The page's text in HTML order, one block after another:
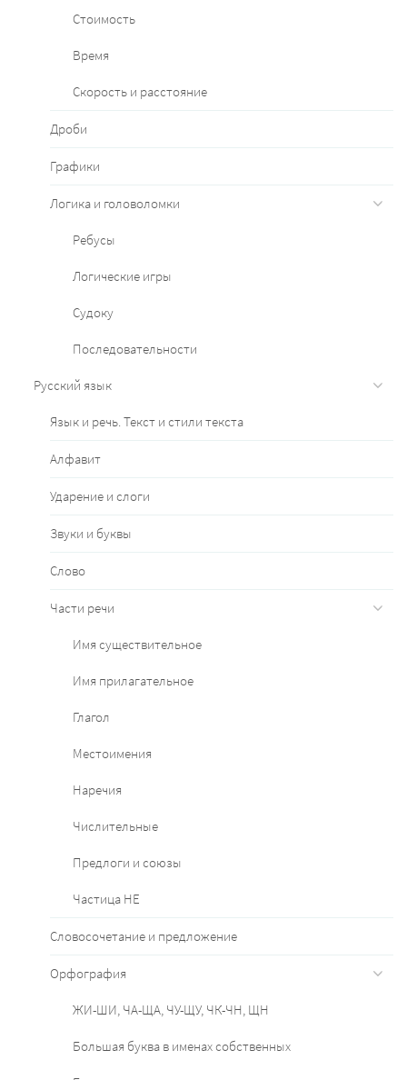
Стоимость
Время
Скорость и расстояние
Дроби
Графики
Логика и головоломки
Ребусы
Логические игры
Судоку
Последовательности
Русский язык
Язык и речь. Текст и стили текста
Алфавит
Ударение и слоги
Звуки и буквы
Слово
Части речи
Имя существительное
Имя прилагательное
Глагол
Местоимения
Наречия
Числительные
Предлоги и союзы
Частица НЕ
Словосочетание и предложение
Орфография
ЖИ-ШИ, ЧА-ЩА, ЧУ-ЩУ, ЧК-ЧН, ЩН
Большая буква в именах собственных